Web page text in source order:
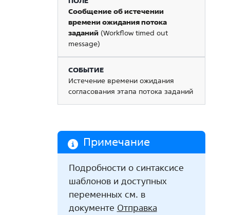
Сообщение об истечении
времени ожидания потока
заданий (Workflow timed out
message)
Истечение времени ожидания
согласования этапа потока заданий
Примечание
Подробности о синтаксисе
шаблонов и доступных
переменных см. в
документе Отправка